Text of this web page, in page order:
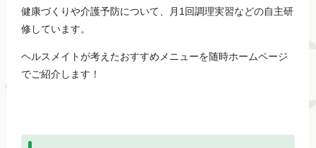
健康づくりや介護予防について、月1回調理実習などの自主研
修しています。
ヘルスメイトが考えたおすすめメニューを随時ホームページ
でご紹介します！